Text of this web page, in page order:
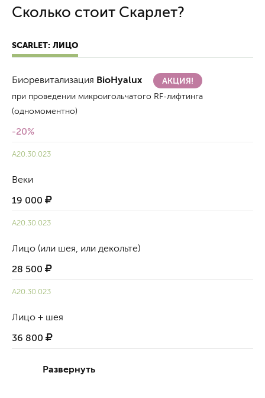
Сколько стоит Скарлет?
SCARLET: ЛИЦО
Биоревитализация BioHyalux АКЦИЯ!
при проведении микроигольчатого RF-лифтинга
(одномоментно)
-20%
A20.30.023
Веки
19 000
A20.30.023
Лицо (или шея, или декольте)
28 500
A20.30.023
Лицо + шея
36 800
Развернуть